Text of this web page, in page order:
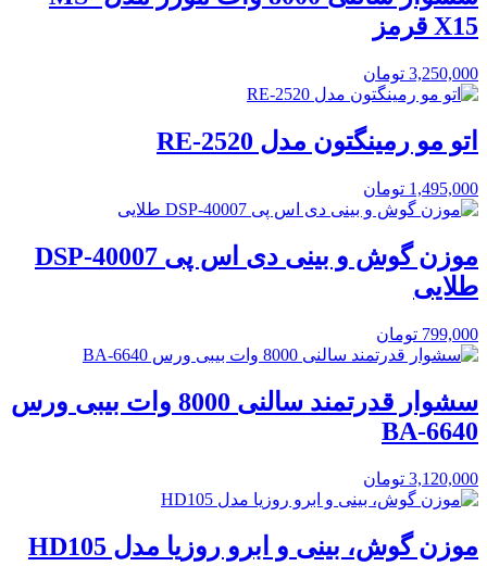
X15 قرمز
3,250,000 تومان
اتو مو رمینگتون مدل RE-2520
1,495,000 تومان
موزن گوش و بینی دی اس پی DSP-40007
طلایی
799,000 تومان
سشوار قدرتمند سالنی 8000 وات بیبی ورس
BA-6640
3,120,000 تومان
موزن گوش، بینی و ابرو روزیا مدل HD105